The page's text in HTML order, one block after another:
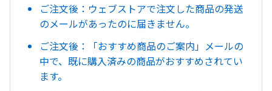
ご注文後：ウェブストアで注文した商品の発送
のメールがあったのに届きません。
ご注文後：「おすすめ商品のご案内」メールの
中で、既に購入済みの商品がおすすめされてい
ます。